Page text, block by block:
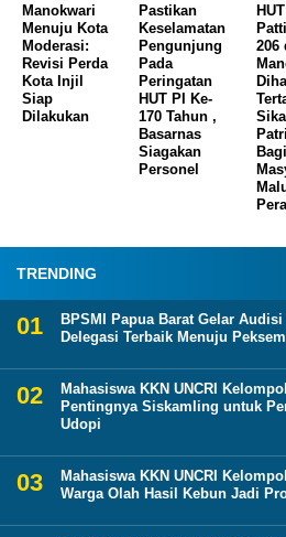
Manokwari
Menuju Kota
Moderasi:
Revisi Perda
Kota Injil
Siap
Dilakukan
Pastikan
Keselamatan
Pengunjung
Pada
Peringatan
HUT PI Ke-
170 Tahun ,
Basarnas
Siagakan
Personel
HUT
206
Bagi
TRENDING
BPSMI Papua Barat Gelar
Delegasi Terbaik Menuju
Mahasiswa KKN UNCRI
Pentingnya Siskamling untuk
Udopi
Mahasiswa KKN UNCRI
Warga Olah Hasil Kebun Jadi